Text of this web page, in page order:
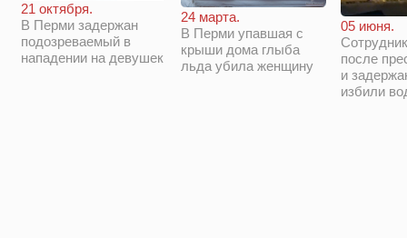
21 октября.
В Перми задержан
подозреваемый в
нападении на девушек
24 марта.
В Перми упавшая с
крыши дома глыба
льда убила женщину
05 июня.
после
и
избили